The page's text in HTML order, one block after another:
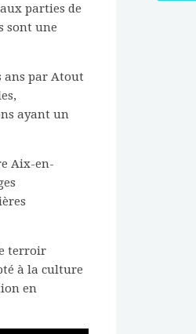
parties de
sont une
ans par Atout
ayant un
Aix-en-
terroir
à la culture
en